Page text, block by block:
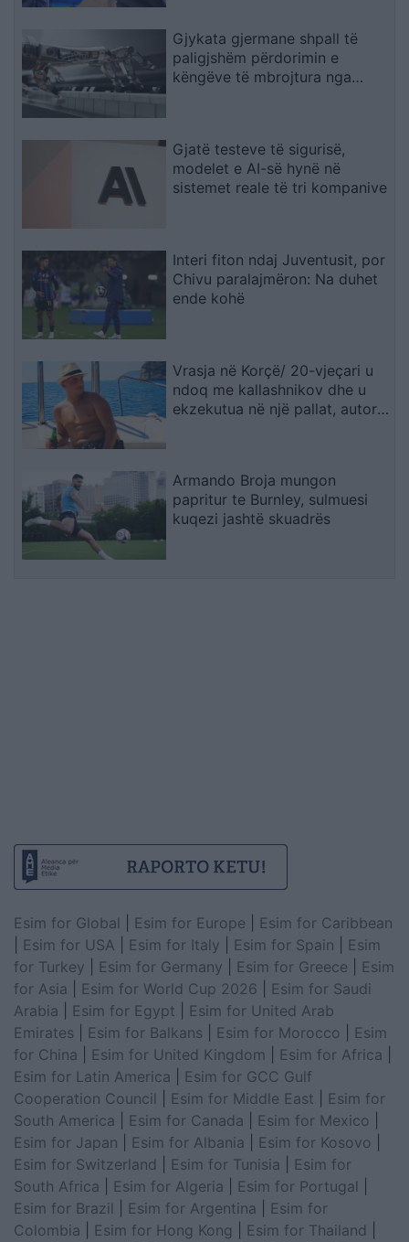
Gjykata gjermane shpall të
paligjshëm përdorimin e
këngëve të mbrojtura nga
Gjatë testeve të sigurisë,
modelet e AI-së hynë në
sistemet reale të tri kompanive
Interi fiton ndaj Juventusit, por
Chivu paralajmëron: Na duhet
ende kohë
Vrasja në Korçë/ 20-vjeçari u
ndoq me kallashnikov dhe u
ekzekutua në një pallat, autori i
Armando Broja mungon
papritur te Burnley, sulmuesi
kuqezi jashtë skuadrës
Esim for Global Esim for Europe
Esim for Caribbean
Esim for USA Esim for Italy Esim for Spain
Esim
for Turkey
Esim for Germany Esim for Greece
Esim
for Asia
Esim for World Cup 2026
Esim for Saudi
Arabia
Esim for Egypt
Esim for United Arab
Emirates
Esim for Balkans Esim for Morocco
Esim
for China
Esim for United Kingdom Esim for Africa
Esim for Latin America
Esim for GCC Gulf
Cooperation Council
Esim for Middle East
Esim for
South America
Esim for Canada Esim for Mexico
Esim for Japan
Esim for Albania Esim for Kosovo
Esim for Switzerland
Esim for Tunisia
Esim for
South Africa
Esim for Algeria Esim for Portugal
Esim for Brazil
Esim for Argentina
Esim for
Colombia
Esim for Hong Kong Esim for Thailand